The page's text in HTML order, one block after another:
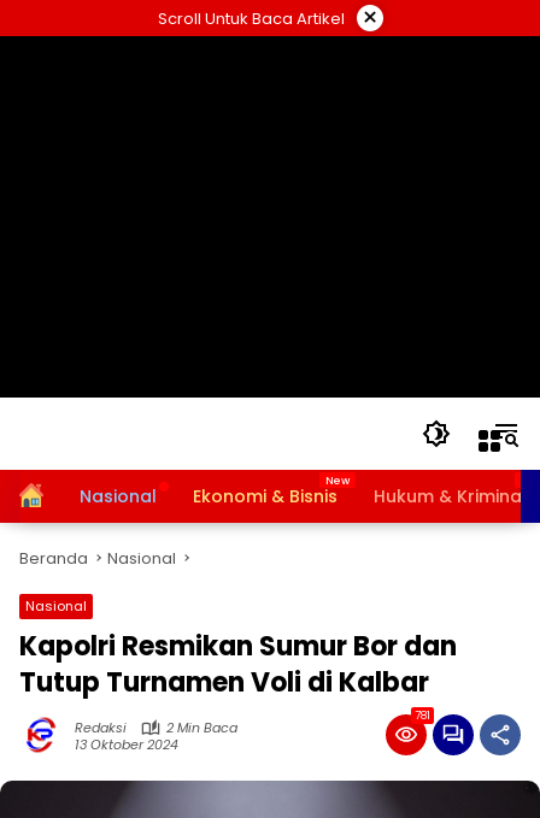
ke
Scroll Untuk Baca Artikel ×
HomeNasional Ekonomi & Bisnis Hukum & Kriminal
Beranda Nasional
Nasional
Kapolri Resmikan Sumur Bor dan
Tutup Turnamen Voli di Kalbar
Redaksi
2 Min Baca
13 Oktober 2024
781